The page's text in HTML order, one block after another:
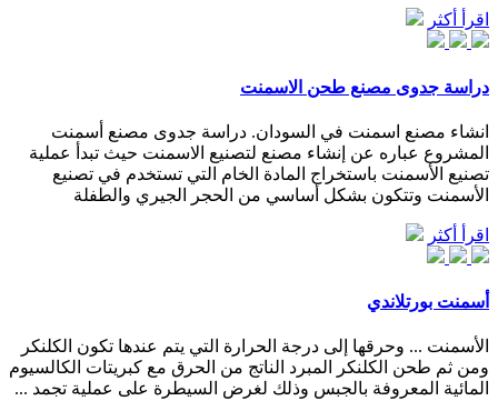
اقرأ أكثر
دراسة جدوى مصنع طحن الاسمنت
انشاء مصنع اسمنت في السودان. دراسة جدوى مصنع أسمنت
المشروع عباره عن إنشاء مصنع لتصنيع الاسمنت حيث تبدأ عملية
تصنيع الأسمنت باستخراج المادة الخام التي تستخدم في تصنيع
الأسمنت وتتكون بشكل أساسي من الحجر الجيري والطفلة
اقرأ أكثر
أسمنت بورتلاندي
الأسمنت ... وحرقها إلى درجة الحرارة التي يتم عندها تكون الكلنكر
ومن ثم طحن الكلنكر المبرد الناتج من الحرق مع كبريتات الكالسيوم
المائية المعروفة بالجبس وذلك لغرض السيطرة على عملية تجمد ...